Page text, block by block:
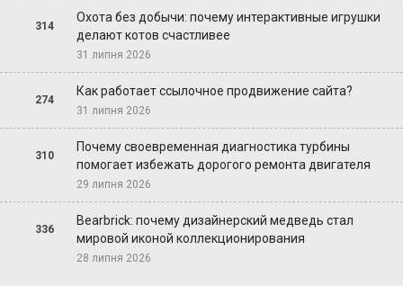
314
Охота без добычи: почему интерактивные игрушки
делают котов счастливее
31 липня 2026
274
Как работает ссылочное продвижение сайта?
31 липня 2026
310
Почему своевременная диагностика турбины
помогает избежать дорогого ремонта двигателя
29 липня 2026
336
Bearbrick: почему дизайнерский медведь стал
мировой иконой коллекционирования
28 липня 2026